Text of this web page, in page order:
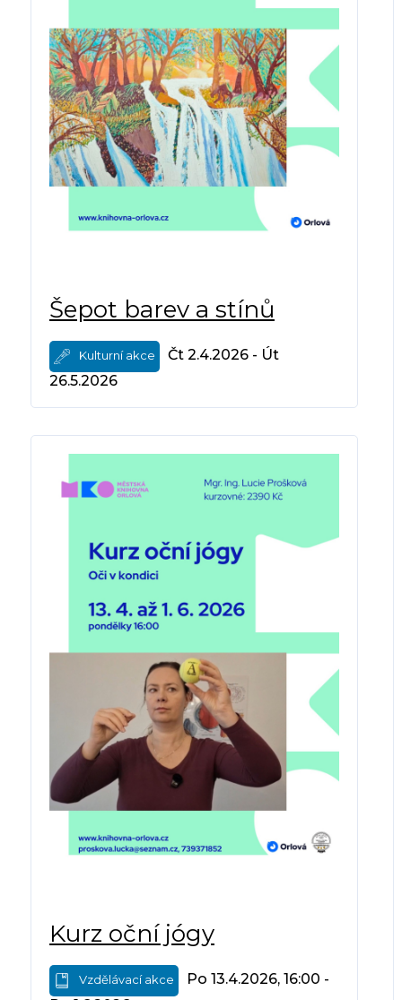
Šepot barev a stínů
Kulturní akce
Čt 2.4.2026 - Út
26.5.2026
Kurz oční jógy
Vzdělávací akce
Po 13.4.2026, 16:00 -